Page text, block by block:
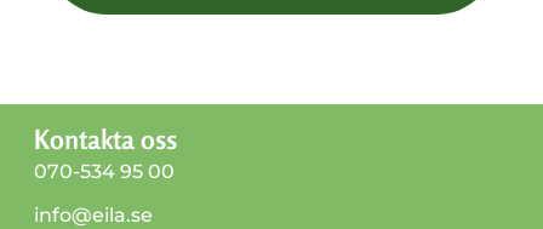
Kontakta oss
070-534 95 00
info@eila.se